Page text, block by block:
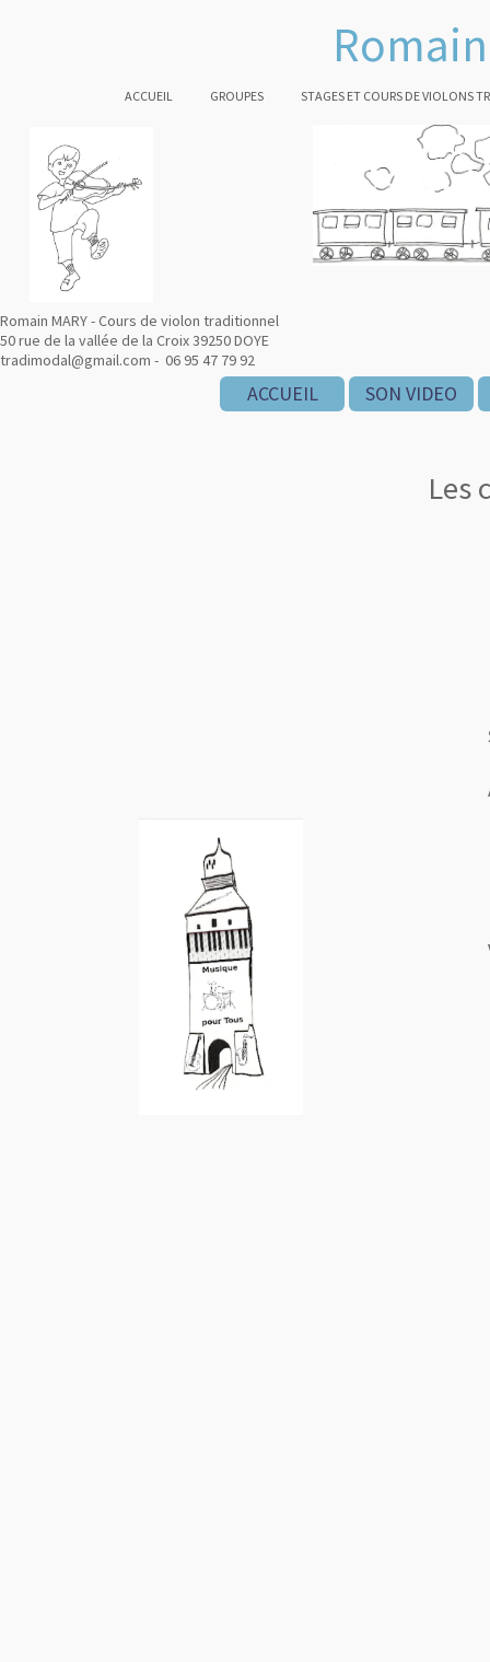
ACCUEIL GROUPES STAGES ET COURS DE VIOLONS
Romain MARY - Cours de violon traditionnel
50 rue de la vallée de la Croix 39250 DOYE
tradimodal@gmail.com - 06 95 47 79 92
ACCUEIL SON VIDEO
Les